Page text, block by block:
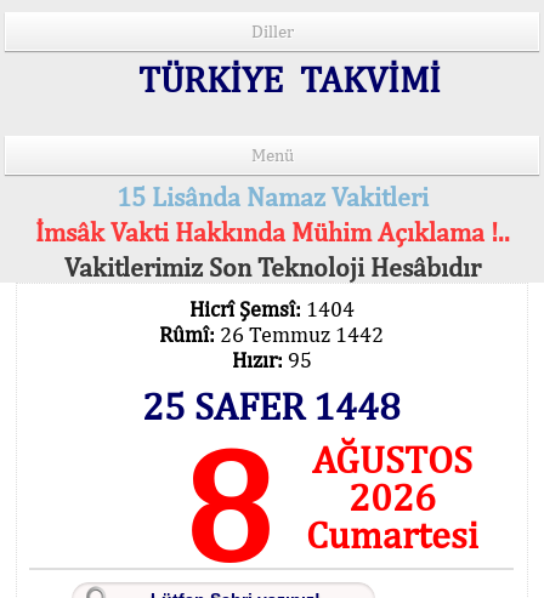
Diller
TÜRKİYE TAKVİMİ
Menü
15 Lisânda Namaz Vakitleri
İmsâk Vakti Hakkında Mühim Açıklama !..
Vakitlerimiz Son Teknoloji Hesâbıdır
Hicrî Şemsî: 1404
Rûmî: 26 Temmuz 1442
Hızır: 95
25 SAFER 1448
8
AĞUSTOS
2026
Cumartesi